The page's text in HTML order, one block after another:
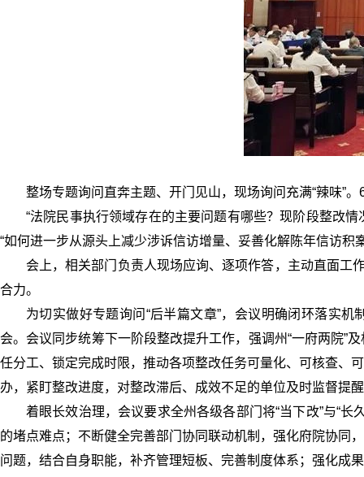
整场专题询问直奔主题、开门见山，现场询问充满“辣味”
“法院民事执行领域存在的主要问题有哪些？现阶段整改
“如何进一步从源头上减少涉诉信访增量、妥善化解陈年信访
会上，相关部门负责人现场应询、逐项作答，主动直面工
合力。
为切实做好专题询问“后半篇文章”，会议明确闭环落实
会。会议同步统筹下一阶段整改提升工作，强调州“一府两院”
任分工、锁定完成时限，推动各项整改任务可量化、可核查、
办，紧盯整改进度，对整改滞后、成效不足的单位及时监督提
着眼长效治理，会议要求全州各级各部门将“当下改”与“
的堵点难点；不断健全完善部门协同联动机制，强化府院协同
问题，结合自身职能，补齐管理短板、完善制度体系；强化成